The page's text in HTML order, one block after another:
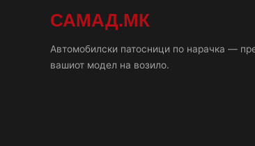
САМАД.МК
Автомобилски патосници по нарачка —
вашиот модел на возило.